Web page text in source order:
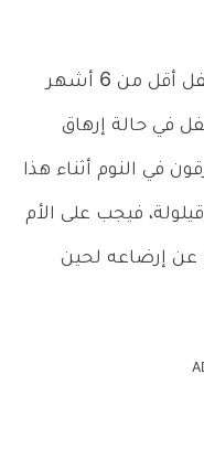
أهم ما يتم طلبه في حالة كان الطفل أقل من 6 أشهر
في حالة إرهاق
في النوم أثناء هذا
فيجب على الأم
عن إرضاعه لحين